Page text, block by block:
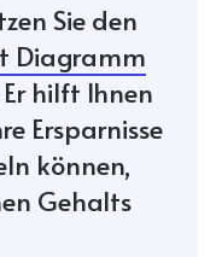
Sie den
Diagramm
Er hilft Ihnen
Ersparnisse
können,
Gehalts